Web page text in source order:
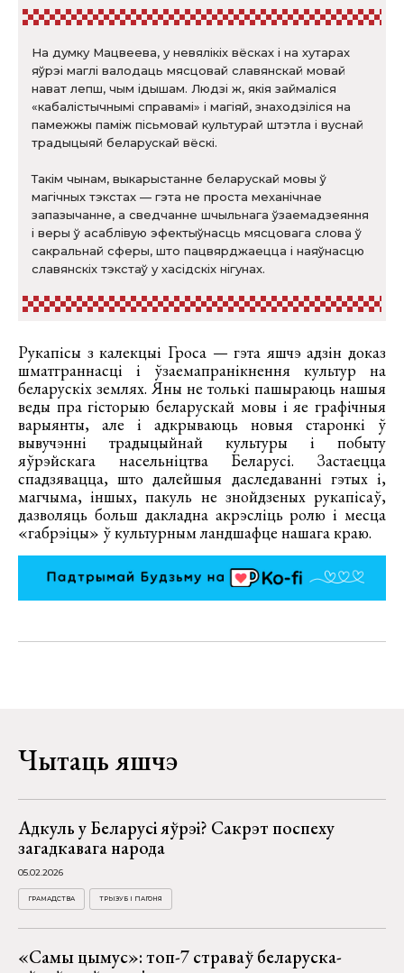
На думку Мацвеева, у невялікіх вёсках і на хутарах
яўрэі маглі валодаць мясцовай славянскай мовай
нават лепш, чым ідышам. Людзі ж, якія займаліся
«кабалістычнымі справамі» і магіяй, знаходзіліся на
памежжы паміж пісьмовай культурай штэтла і вуснай
традыцыяй беларускай вёскі.
Такім чынам, выкарыстанне беларускай мовы ў
магічных тэкстах — гэта не проста механічнае
запазычанне, а сведчанне шчыльнага ўзаемадзеяння
і веры ў асаблівую эфектыўнасць мясцовага слова ў
сакральнай сферы, што пацвярджаецца і наяўнасцю
славянскіх тэкстаў у хасідскіх нігунах.
Рукапісы з калекцыі Гроса — гэта яшчэ адзін доказ
шматграннасці і ўзаемапранікнення культур на
беларускіх землях. Яны не толькі пашыраюць нашыя
веды пра гісторыю беларускай мовы і яе графічныя
варыянты, але і адкрываюць новыя старонкі ў
вывучэнні традыцыйнай культуры і побыту
яўрэйскага насельніцтва Беларусі. Застаецца
спадзявацца, што далейшыя даследаванні гэтых і,
магчыма, іншых, пакуль не знойдзеных рукапісаў,
дазволяць больш дакладна акрэсліць ролю і месца
«габрэіцы» ў культурным ландшафце нашага краю.
Чытаць яшчэ
Адкуль у Беларусі яўрэі? Сакрэт поспеху
загадкавага народа
05.02.2026
ГРАМАДСТВА ТРЫЗУБ І ПАГОНЯ
«Самы цымус»: топ-7 страваў беларуска-